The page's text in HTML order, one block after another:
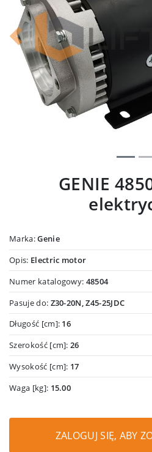
Previous
GENIE
Marka:Genie
Opis: Electric motor
Numer katalogowy: 48504
Pasuje do: Z30-20N, Z45-25JDC
Długość [cm]: 16
Szerokość [cm]:26
Wysokość [cm]: 17
Waga [kg]: 15.00
ZALOGUJ SIĘ, ABY